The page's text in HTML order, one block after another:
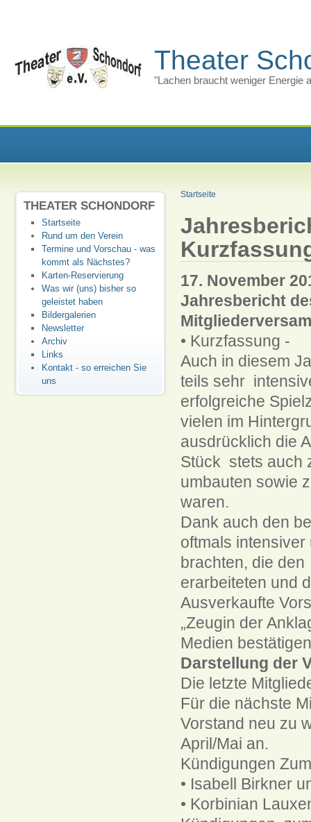
Theater
"Lachen braucht weniger Energie
THEATER SCHONDORF
Startseite
Rund um den Verein
Termine und Vorschau - was
kommt als Nächstes?
Karten-Reservierung
Was wir (uns) bisher so
geleistet haben
Bildergalerien
Newsletter
Archiv
Links
Kontakt - so erreichen Sie
uns
Startseite
17. November
Jahresbericht
• Kurzfassung -
Auch in diesem
teils sehr
erfolgreiche
vielen im
ausdrücklich die
Stück stets auch
umbauten sowie
waren.
Dank auch den
oftmals
brachten, die
erarbeiteten und
Ausverkaufte
„Zeugin der
Medien
Darstellung der
Die letzte
Für die nächste
Vorstand neu zu
April/Mai an.
Kündigungen
• Isabell Birkner
• Korbinian